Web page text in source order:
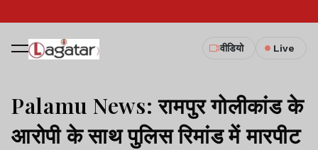
वीडियो Live
Palamu News: रामपुर गोलीकांड के
आरोपी के साथ पुलिस रिमांड में मारपीट